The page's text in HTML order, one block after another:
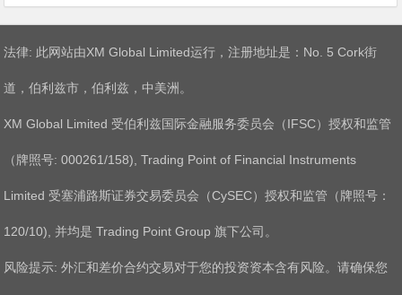
法律: 此网站由XM Global Limited运行，注册地址是：No. 5 Cork街
道，伯利兹市，伯利兹，中美洲。
XM Global Limited 受伯利兹国际金融服务委员会（IFSC）授权和监管
（牌照号: 000261/158), Trading Point of Financial Instruments
Limited 受塞浦路斯证券交易委员会（CySEC）授权和监管（牌照号：
120/10), 并均是 Trading Point Group 旗下公司。
风险提示: 外汇和差价合约交易对于您的投资资本含有风险。请确保您